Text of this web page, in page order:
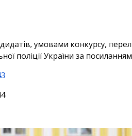
умовами конкурсу,
поліції України за